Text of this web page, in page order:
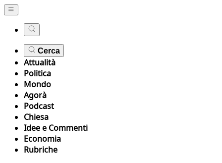
Cerca
Attualità
Politica
Mondo
Agorà
Podcast
Chiesa
Idee e Commenti
Economia
Rubriche